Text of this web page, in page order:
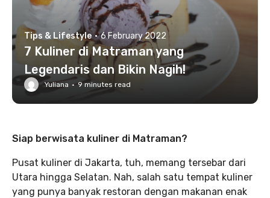
Tips & Lifestyle · 6 February 2022
7 Kuliner di Matraman yang
Legendaris dan Bikin Nagih!
Yuliana · 9minutes read
Siap berwisata kuliner di Matraman?
Pusat kuliner di Jakarta, tuh, memang tersebar dari
Utara hingga Selatan. Nah, salah satu tempat kuliner
yang punya banyak restoran dengan makanan enak